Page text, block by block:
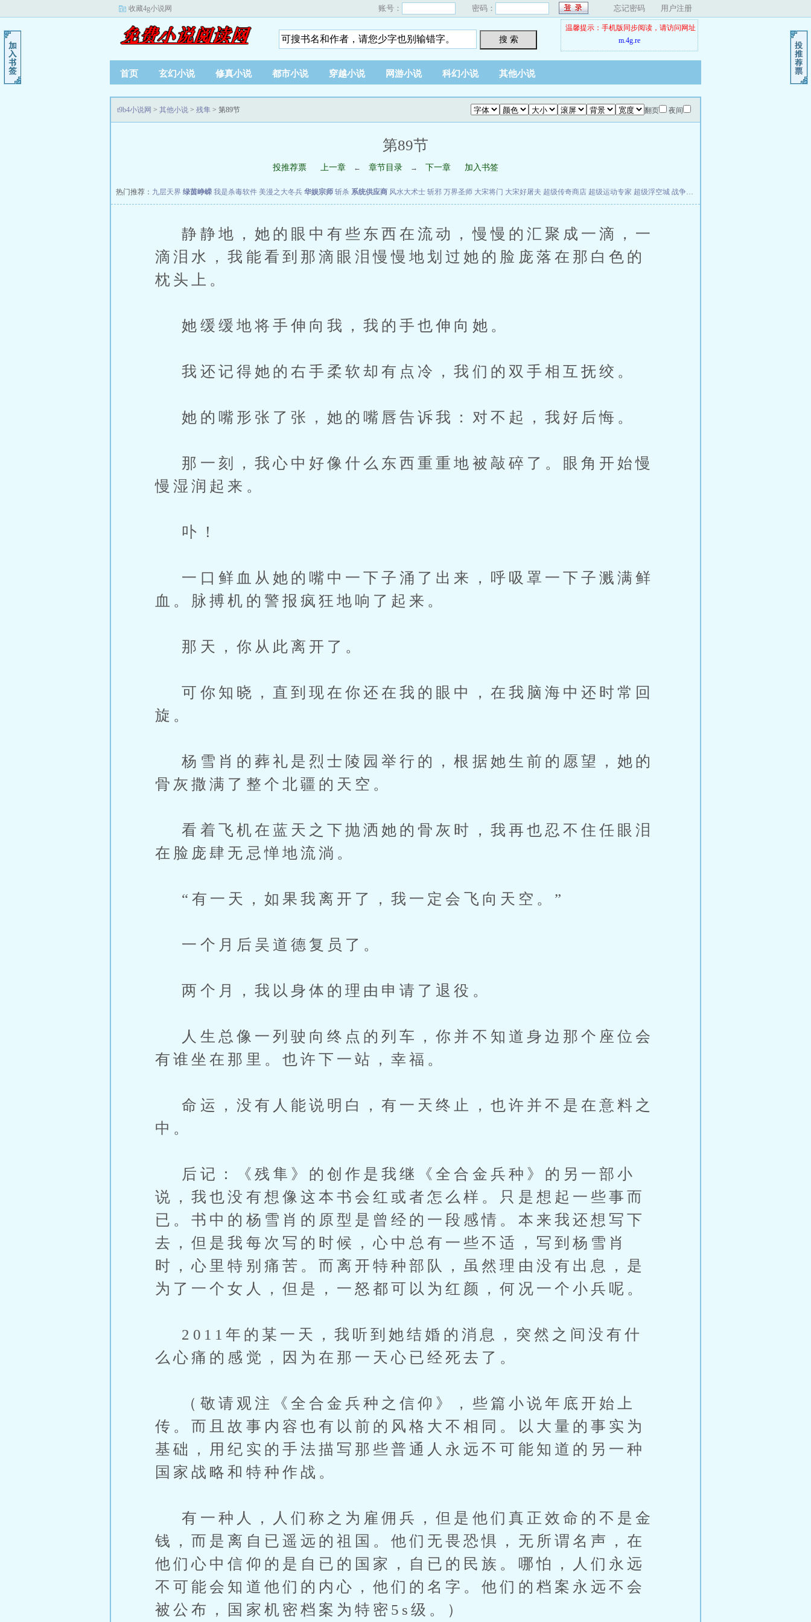
收藏4g小说网 账号： 密码： 忘记密码 用户注册
搜 索
温馨提示：手机版同步阅读，请访问网址
m.4g.re
首页 玄幻小说 修真小说 都市小说 穿越小说 网游小说 科幻小说 其他小说
翻页 夜间
t9b4小说网 > 其他小说 > 残隼 > 第89节
第89节
投推荐票 上一章 ← 章节目录 → 下一章 加入书签
热门推荐： 九层天界 绿茵峥嵘 我是杀毒软件 美漫之大冬兵 华娱宗师 斩杀 系统供应商 风水大术士 斩邪 万界圣师 大宋将门 大宋好屠夫 超级传奇商店 超级运动专家 超级浮空城 战争天堂
静静地，她的眼中有些东西在流动，慢慢的汇聚成一滴，一
滴泪水，我能看到那滴眼泪慢慢地划过她的脸庞落在那白色的
枕头上。
她缓缓地将手伸向我，我的手也伸向她。
我还记得她的右手柔软却有点冷，我们的双手相互抚绞。
她的嘴形张了张，她的嘴唇告诉我：对不起，我好后悔。
那一刻，我心中好像什么东西重重地被敲碎了。眼角开始慢
慢湿润起来。
卟！
一口鲜血从她的嘴中一下子涌了出来，呼吸罩一下子溅满鲜
血。脉搏机的警报疯狂地响了起来。
那天，你从此离开了。
可你知晓，直到现在你还在我的眼中，在我脑海中还时常回
旋。
杨雪肖的葬礼是烈士陵园举行的，根据她生前的愿望，她的
骨灰撒满了整个北疆的天空。
看着飞机在蓝天之下抛洒她的骨灰时，我再也忍不住任眼泪
在脸庞肆无忌惮地流淌。
“有一天，如果我离开了，我一定会飞向天空。”
一个月后吴道德复员了。
两个月，我以身体的理由申请了退役。
人生总像一列驶向终点的列车，你并不知道身边那个座位会
有谁坐在那里。也许下一站，幸福。
命运，没有人能说明白，有一天终止，也许并不是在意料之
中。
后记：《残隼》的创作是我继《全合金兵种》的另一部小
说，我也没有想像这本书会红或者怎么样。只是想起一些事而
已。书中的杨雪肖的原型是曾经的一段感情。本来我还想写下
去，但是我每次写的时候，心中总有一些不适，写到杨雪肖
时，心里特别痛苦。而离开特种部队，虽然理由没有出息，是
为了一个女人，但是，一怒都可以为红颜，何况一个小兵呢。
2011年的某一天，我听到她结婚的消息，突然之间没有什
么心痛的感觉，因为在那一天心已经死去了。
（敬请观注《全合金兵种之信仰》，些篇小说年底开始上
传。而且故事内容也有以前的风格大不相同。以大量的事实为
基础，用纪实的手法描写那些普通人永远不可能知道的另一种
国家战略和特种作战。
有一种人，人们称之为雇佣兵，但是他们真正效命的不是金
钱，而是离自已遥远的祖国。他们无畏恐惧，无所谓名声，在
他们心中信仰的是自已的国家，自已的民族。哪怕，人们永远
不可能会知道他们的内心，他们的名字。他们的档案永远不会
被公布，国家机密档案为特密5s级。）